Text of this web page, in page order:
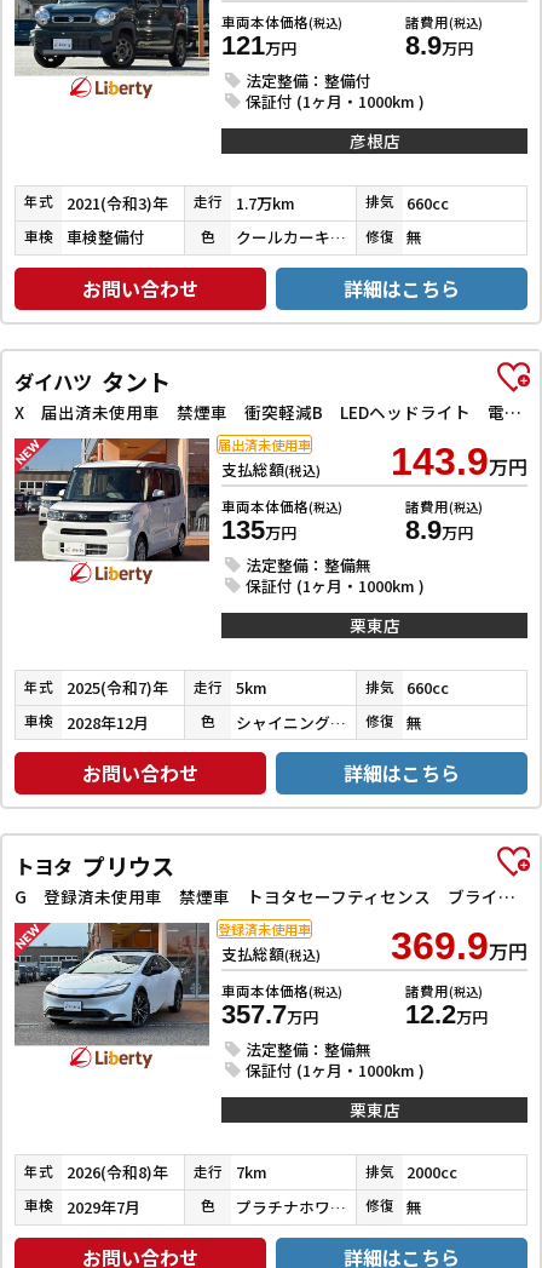
車両本体価格(税込)
121万円
諸費用(税込)
8.9万円
法定整備：整備付
保証付 (1ヶ月・1000km )
彦根店
年式 2021(令和3)年 走行 1.7万km 排気 660cc
車検 車検整備付 色 クールカーキパールメタリック 修復 無
お問い合わせ 詳細はこちら
ダイハツ タント
X 届出済未使用車 禁煙車 衝突軽減B LEDヘッドライト 電子パーキング 前席シートヒーター 左パワースライドドア スマートキー プッシュスタート アイドリングストップ 障害物センサー オートエアコン
支払総額(税込) 143.9万円
車両本体価格(税込)
135万円
諸費用(税込)
8.9万円
法定整備：整備無
保証付 (1ヶ月・1000km )
届出済未使用車
栗東店
年式 2025(令和7)年 走行 5km 排気 660cc
車検 2028年12月 色 シャイニングホワイトパール 修復 無
お問い合わせ 詳細はこちら
トヨタ プリウス
G 登録済未使用車 禁煙車 トヨタセーフティセンス ブラインドスポットモニター 純正ディスプレイ Bluetooth対応 ETC2．0 アダプティブクルーズコントロール 電子パーキング LEDヘッドライト
支払総額(税込) 369.9万円
車両本体価格(税込)
357.7万円
諸費用(税込)
12.2万円
法定整備：整備無
保証付 (1ヶ月・1000km )
登録済未使用車
栗東店
年式 2026(令和8)年 走行 7km 排気 2000cc
車検 2029年7月 色 プラチナホワイトパールマイカ 修復 無
お問い合わせ 詳細はこちら